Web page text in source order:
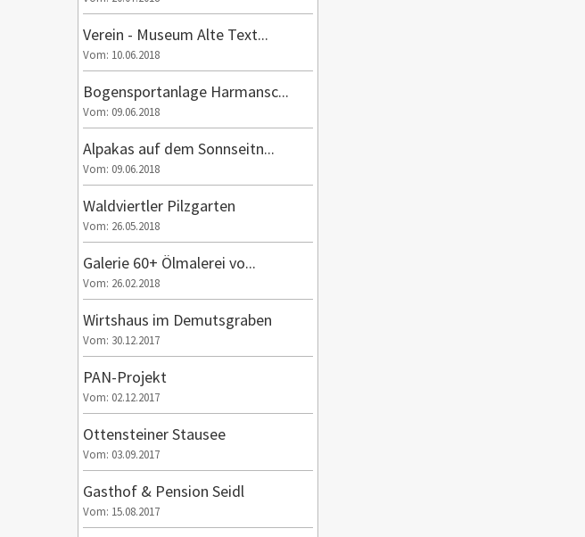
Verein - Museum Alte Text...
Vom: 10.06.2018
Bogensportanlage Harmansc...
Vom: 09.06.2018
Alpakas auf dem Sonnseitn...
Vom: 09.06.2018
Waldviertler Pilzgarten
Vom: 26.05.2018
Galerie 60+ Ölmalerei vo...
Vom: 26.02.2018
Wirtshaus im Demutsgraben
Vom: 30.12.2017
PAN-Projekt
Vom: 02.12.2017
Ottensteiner Stausee
Vom: 03.09.2017
Gasthof & Pension Seidl
Vom: 15.08.2017